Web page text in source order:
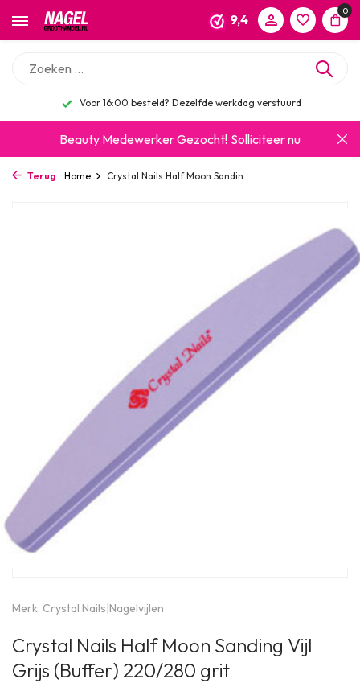
9,4
0
Voor 16:00 besteld? Dezelfde werkdag verstuurd
Beauty Medewerker Gezocht! Solliciteer nu
Terug Home Crystal Nails Half Moon Sandin...
Merk: Crystal Nails|Nagelvijlen
Crystal Nails Half Moon Sanding Vijl
Grijs (Buffer) 220/280 grit